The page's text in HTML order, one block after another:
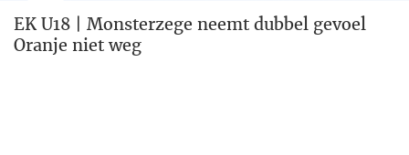
EK U18 | Monsterzege neemt dubbel gevoel
Oranje niet weg